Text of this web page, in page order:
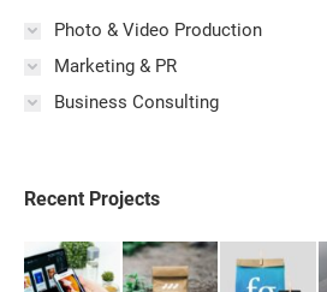
Photo & Video Production
Marketing & PR
Business Consulting
Recent Projects